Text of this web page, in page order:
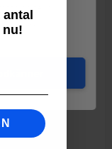
sajtens
vi
nu!